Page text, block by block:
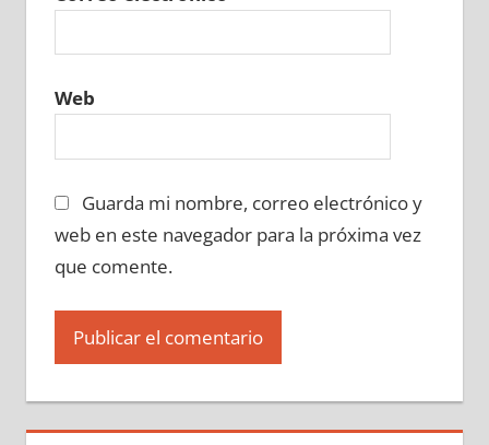
Web
Guarda mi nombre, correo electrónico y
web en este navegador para la próxima vez
que comente.